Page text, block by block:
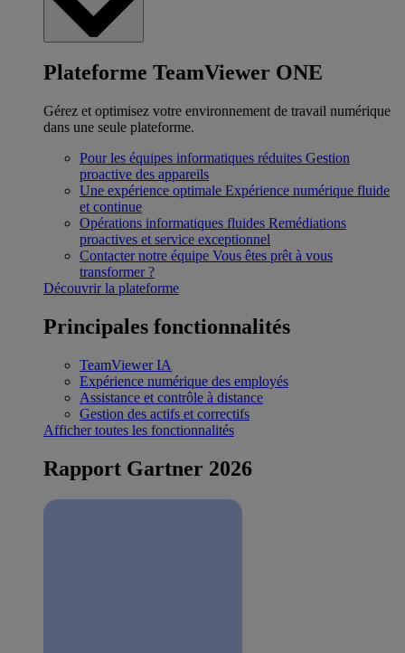
Plateforme TeamViewer ONE
Gérez et optimisez votre environnement de travail numérique
dans une seule plateforme.
Pour les équipes informatiques réduites Gestion
proactive des appareils
Une expérience optimale Expérience numérique fluide
et continue
Opérations informatiques fluides Remédiations
proactives et service exceptionnel
Contacter notre équipe Vous êtes prêt à vous
transformer ?
Découvrir la plateforme
Principales fonctionnalités
TeamViewer IA
Expérience numérique des employés
Assistance et contrôle à distance
Gestion des actifs et correctifs
Afficher toutes les fonctionnalités
Rapport Gartner 2026